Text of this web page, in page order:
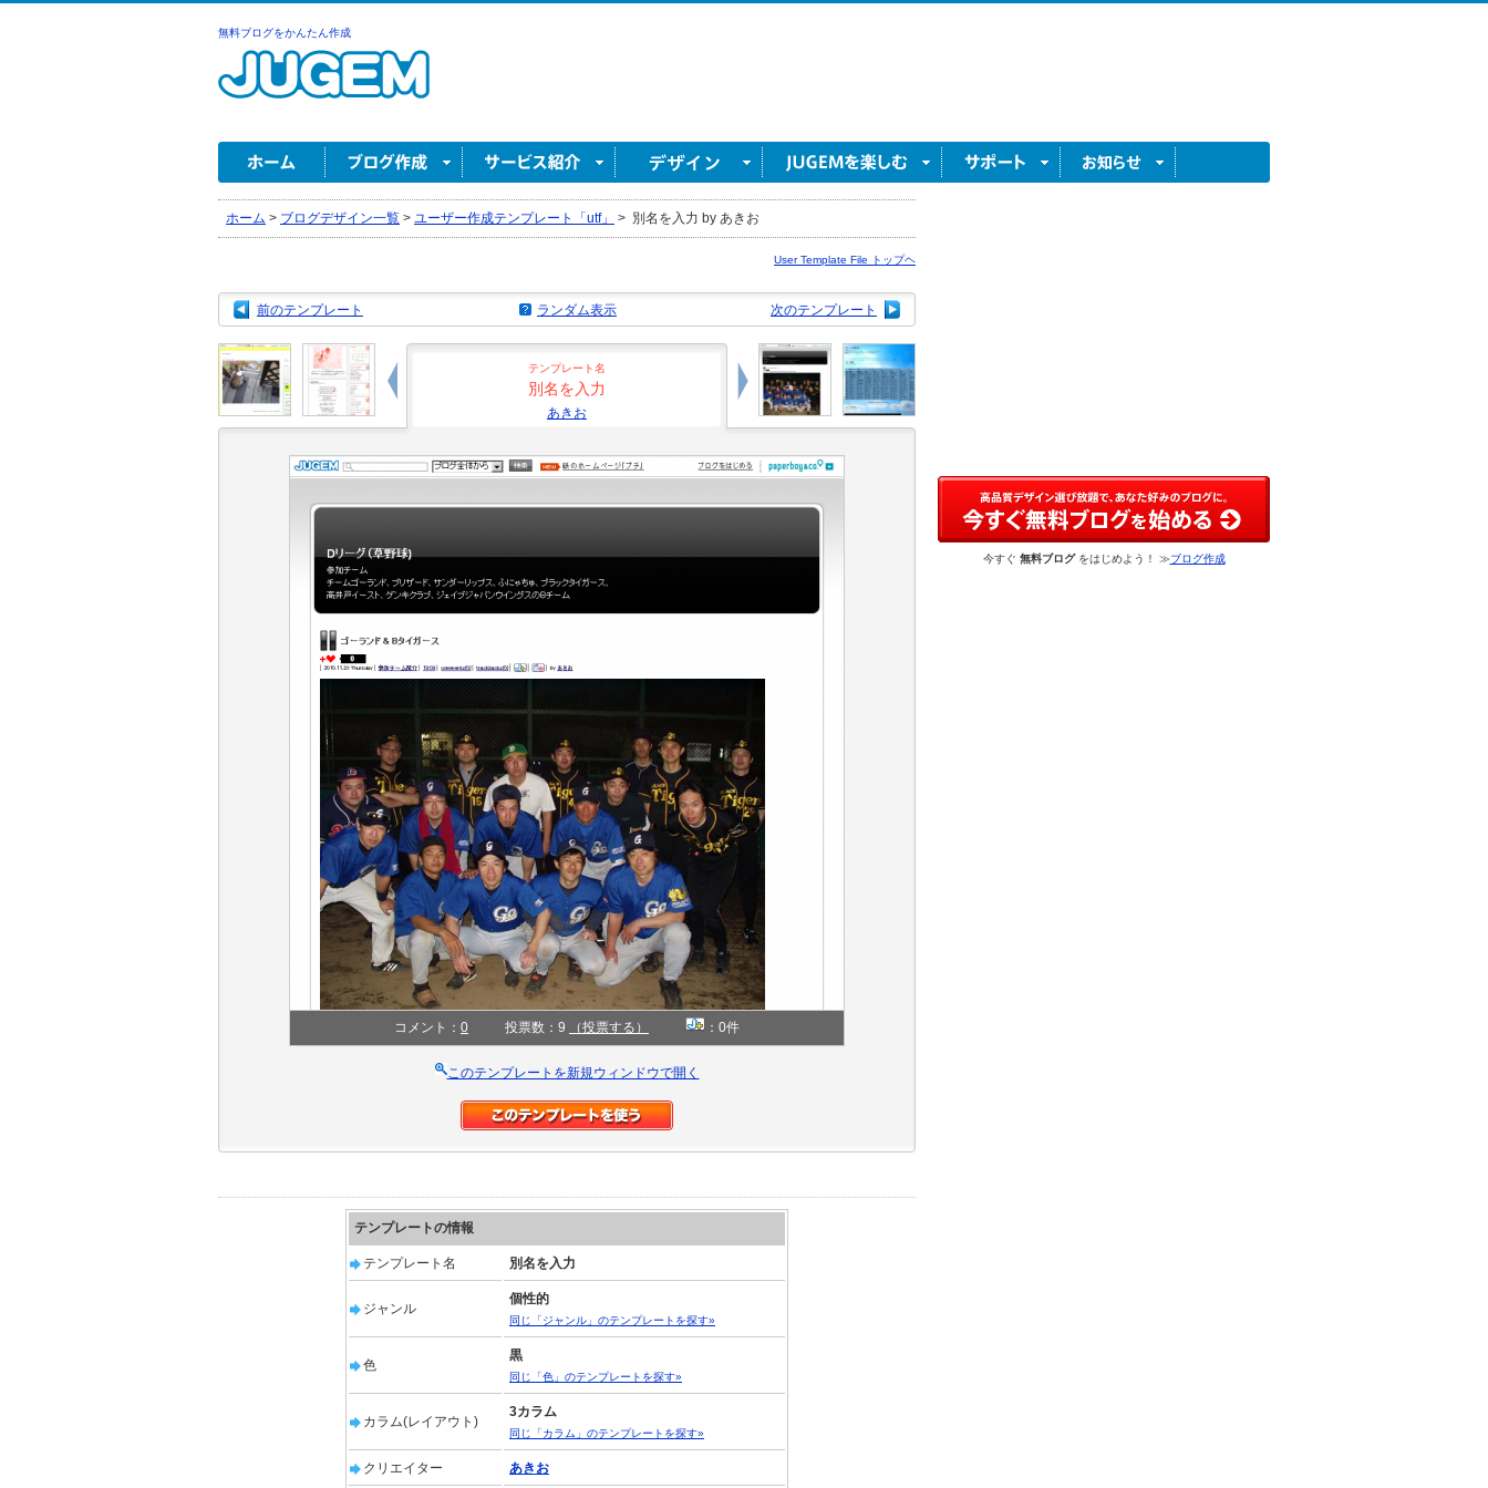
無料ブログをかんたん作成
ホーム > ブログデザイン一覧 > ユーザー作成テンプレート「utf」 > 別名を入力 by あきお
User Template File トップヘ
前のテンプレート 次のテンプレート
ランダム表示
テンプレート名
別名を入力
あきお
コメント： 0 投票数：9 （投票する） ：0件
このテンプレートを新規ウィンドウで開く
テンプレートの情報
テンプレート名 別名を入力
ジャンル
個性的
同じ「ジャンル」のテンプレートを探す»
色
黒
同じ「色」のテンプレートを探す»
カラム(レイアウト)
3カラム
同じ「カラム」のテンプレートを探す»
クリエイター あきお
今すぐ 無料ブログをはじめよう！ ≫ブログ作成